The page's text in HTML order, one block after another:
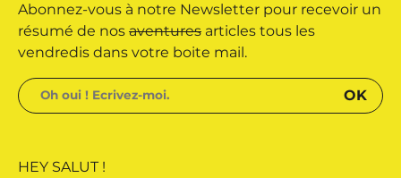
par Buena Onda Web •
Abonnez-vous à notre Newsletter pour recevoir un
résumé de nos aventures articles tous les
vendredis dans votre boite mail.
HEY SALUT !